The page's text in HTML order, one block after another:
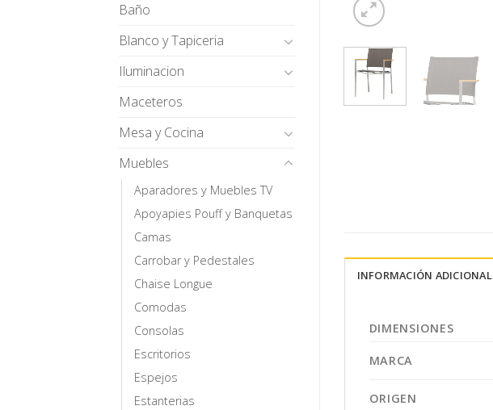
Baño
Blanco y Tapiceria
Iluminacion
Maceteros
Mesa y Cocina
Muebles
Aparadores y Muebles TV
Apoyapies Pouff y Banquetas
Camas
Carrobar y Pedestales
Chaise Longue
Comodas
Consolas
Escritorios
Espejos
Estanterias
INFORMACIÓN ADICIONAL
DIMENSIONES
MARCA
ORIGEN